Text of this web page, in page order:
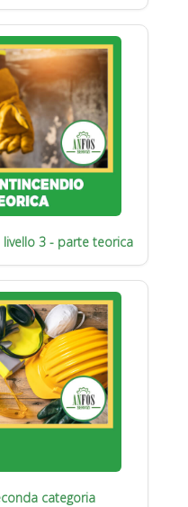
3 - parte teorica
categoria